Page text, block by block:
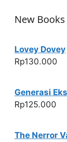
New Books
Lovey Dovey
Rp130.000
Generasi
Rp125.000
The Nerror